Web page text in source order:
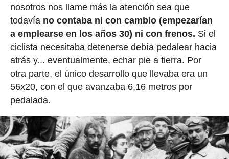
nosotros nos llame más la atención sea que
todavía no contaba ni con cambio (empezarían
a emplearse en los años 30) ni con frenos. Si el
ciclista necesitaba detenerse debía pedalear hacia
atrás y... eventualmente, echar pie a tierra. Por
otra parte, el único desarrollo que llevaba era un
56x20, con el que avanzaba 6,16 metros por
pedalada.